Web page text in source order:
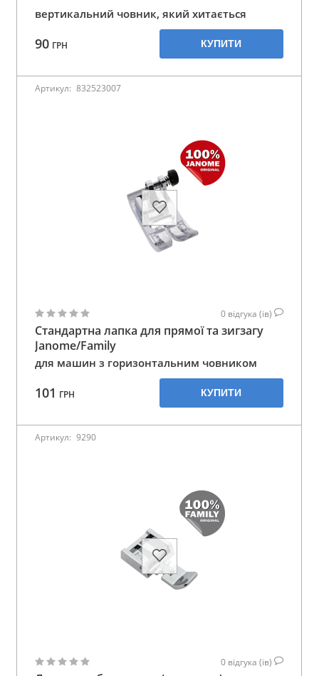
вертикальний човник, який хитається
90 ГРН КУПИТИ
Артикул: 832523007
0 відгука (ів)
Стандартна лапка для прямої та зигзагу
Janome/Family
для машин з горизонтальним човником
101 ГРН КУПИТИ
Артикул: 9290
0 відгука (ів)